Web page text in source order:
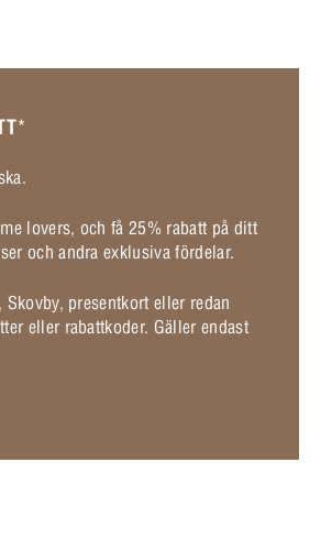
*
lovers, och få 25% rabatt på ditt
och andra exklusiva fördelar.
presentkort eller redan
eller rabattkoder. Gäller endast